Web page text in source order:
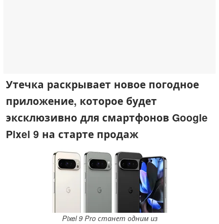
Утечка раскрывает новое погодное
приложение, которое будет
эксклюзивно для смартфонов Google
Pixel 9 на старте продаж
Pixel 9 Pro станет одним из